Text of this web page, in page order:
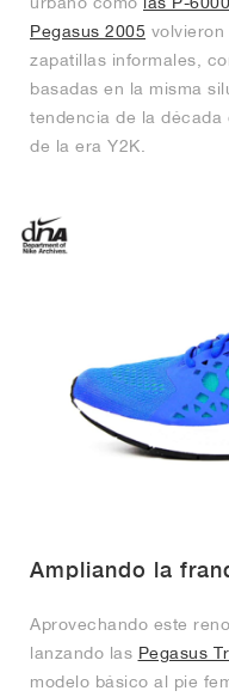
Pegasus 2005
zapatillas informales,
basadas en la misma
tendencia de la década
de la era Y2K.
Ampliando la
Aprovechando este
lanzando las Pegasus
modelo básico al pie